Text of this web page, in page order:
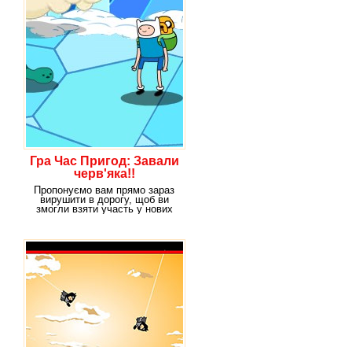
Гра Час Пригод: Завали
черв'яка!!
Пропонуємо вам прямо зараз
вирушити в дорогу, щоб ви
змогли взяти участь у нових